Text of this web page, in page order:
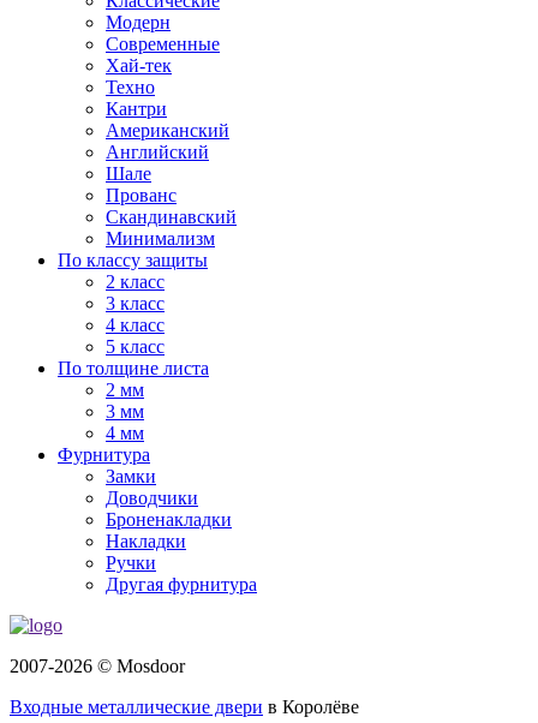
Модерн
Современные
Хай-тек
Техно
Кантри
Американский
Английский
Шале
Прованс
Скандинавский
Минимализм
По классу защиты
2 класс
3 класс
4 класс
5 класс
По толщине листа
2 мм
3 мм
4 мм
Фурнитура
Замки
Доводчики
Броненакладки
Накладки
Ручки
Другая фурнитура
2007-2026 © Mosdoor
Входные металлические двери в Королёве